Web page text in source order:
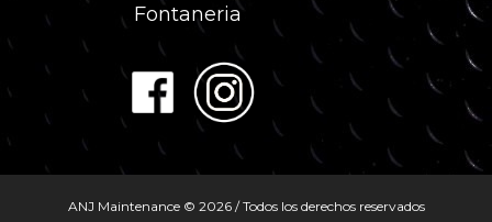
Fontaneria
ANJ Maintenance © 2026 / Todos los derechos reservados